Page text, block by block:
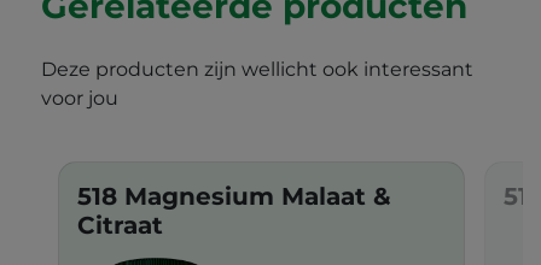
Deze producten zijn wellicht ook interessant
voor jou
518 Magnesium Malaat &
Citraat